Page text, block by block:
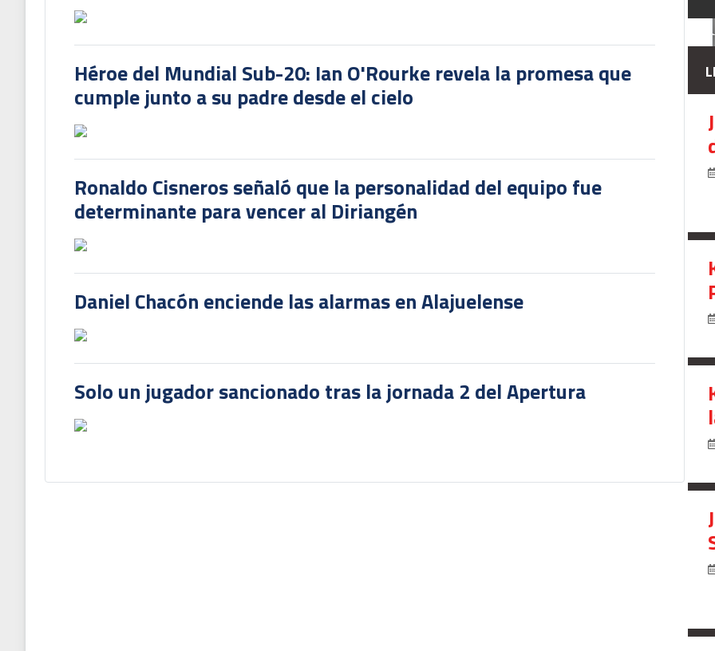
Héroe del Mundial Sub-20: Ian O'Rourke revela la promesa que
cumple junto a su padre desde el cielo
Ronaldo Cisneros señaló que la personalidad del equipo fue
determinante para vencer al Diriangén
Daniel Chacón enciende las alarmas en Alajuelense
Solo un jugador sancionado tras la jornada 2 del Apertura